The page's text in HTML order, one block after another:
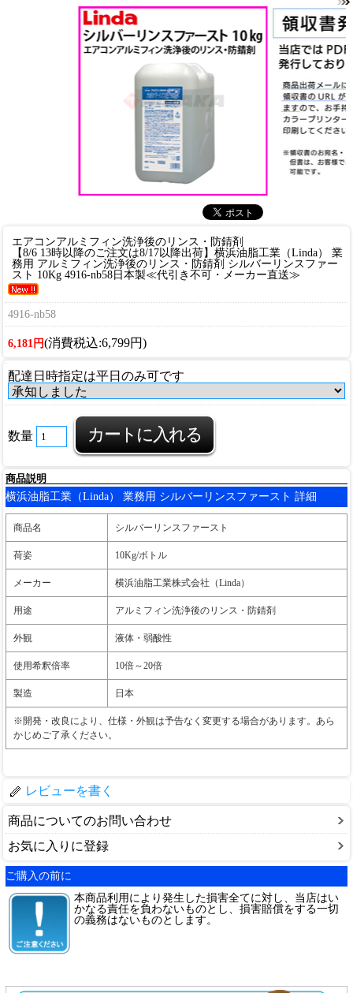
エアコンアルミフィン洗浄後のリンス・防錆剤
【8/6 13時以降のご注文は8/17以降出荷】横浜油脂工業（Linda） 業
務用 アルミフィン洗浄後のリンス・防錆剤 シルバーリンスファー
スト 10Kg 4916-nb58日本製≪代引き不可・メーカー直送≫
4916-nb58
6,181円(消費税込:6,799円)
配達日時指定は平日のみ可です
数量
商品説明
横浜油脂工業（Linda） 業務用 シルバーリンスファースト 詳細
商品名 シルバーリンスファースト
荷姿 10Kg/ボトル
メーカー 横浜油脂工業株式会社（Linda）
用途 アルミフィン洗浄後のリンス・防錆剤
外観 液体・弱酸性
使用希釈倍率 10倍～20倍
製造 日本
※開発・改良により、仕様・外観は予告なく変更する場合があります。あら
かじめご了承ください。
レビューを書く
商品についてのお問い合わせ
お気に入りに登録
ご購入の前に
本商品利用により発生した損害全てに対し、当店はい
かなる責任を負わないものとし、損害賠償をする一切
の義務はないものとします。